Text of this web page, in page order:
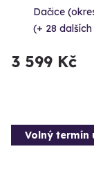
Dačice
(+ 28
3 599 Kč
Volný termín